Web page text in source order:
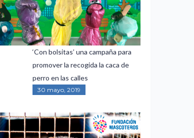
‘Con bolsitas’ una campaña para
promover la recogida la caca de
perro en las calles
30 mayo, 2019